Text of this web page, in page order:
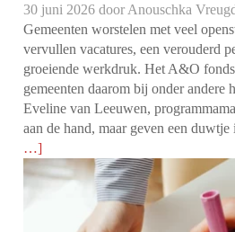
30 juni 2026 door Anouschka
Gemeenten worstelen met veel
vervullen vacatures, een verouderd
groeiende werkdruk. Het A&O
gemeenten daarom bij onder andere
Eveline van Leeuwen,
aan de hand, maar geven een duwtje
…]